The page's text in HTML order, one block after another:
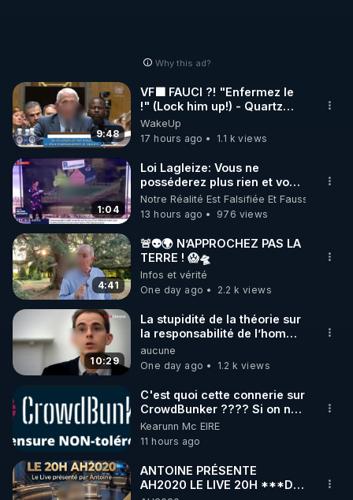
Why this ad?
9:48
VF🟩 FAUCI ?! "Enfermez le
!" (Lock him up!) - Quartz
Traduction
WakeUp
17 hours ago
1.1 k views
1:04
Loi Lagleize: Vous ne
posséderez plus rien et vous
serez heureux !
Notre Réalité Est Falsifiée Et Fausse
13 hours ago
976 views
4:41
🚨👽🌍 N’APPROCHEZ PAS LA
TERRE ! 😱🛸
Infos et vérité
One day ago
2.2 k views
10:29
La stupidité de la théorie sur
la responsabilité de l’homme
concernant le dioxyde de
carbone.
aucune
One day ago
1.2 k views
C'est quoi cette connerie sur
CrowdBunker ???? Si on ne
peut plus publier, c'est un
peu de la censure. Ne payez
pas les boucliers pour voir
mes vidéos, c'est une
arnaque parce que ma
Kearunn Mc EIRE
11 hours ago
ANTOINE PRÉSENTE
AH2020 LE LIVE 20H ***DU